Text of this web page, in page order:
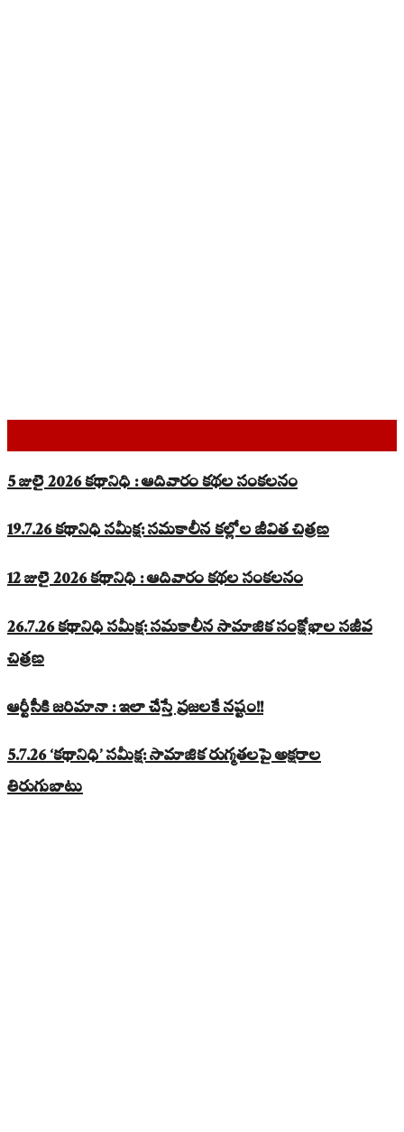
5 జులై 2026 కథానిధి : ఆదివారం కథల సంకలనం
19.7.26 కథానిధి సమీక్ష: సమకాలీన కల్లోల జీవిత చిత్రణ
12 జులై 2026 కథానిధి : ఆదివారం కథల సంకలనం
26.7.26 కథానిధి సమీక్ష: సమకాలీన సామాజిక సంక్షోభాల సజీవ
చిత్రణ
ఆర్టీసీకి జరిమానా : ఇలా చేస్తే ప్రజలకే నష్టం!!
5.7.26 ‘కథానిధి’ సమీక్ష: సామాజిక రుగ్మతలపై అక్షరాల
తిరుగుబాటు